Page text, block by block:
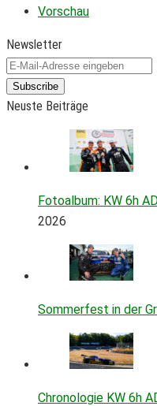
Vorschau
Newsletter
Subscribe
Neuste Beiträge
Fotoalbum: KW 6h
2026
Sommerfest in der
Chronologie KW 6h